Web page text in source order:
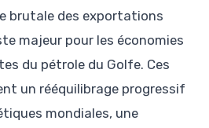
brutale des exportations
majeur pour les économies
du pétrole du Golfe. Ces
un rééquilibrage progressif
mondiales, une